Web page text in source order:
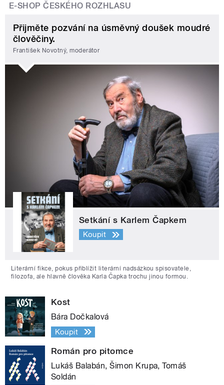
E-SHOP ČESKÉHO ROZHLASU
Přijměte pozvání na úsměvný doušek moudré
člověčiny.
František Novotný, moderátor
Setkání s Karlem Čapkem
Koupit
Literární fikce, pokus přiblížit literární nadsázkou spisovatele,
filozofa, ale hlavně člověka Karla Čapka trochu jinou formou.
Kost
Bára Dočkalová
Koupit
Román pro pitomce
Lukáš Balabán, Šimon Krupa, Tomáš
Soldán